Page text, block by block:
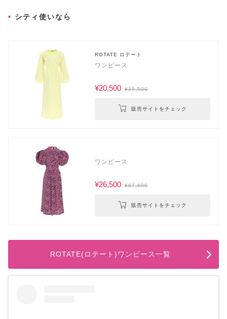
シティ使いなら
ROTATE ロテート
ワンピース
¥20,500 ¥39,500
販売サイトをチェック
ワンピース
¥26,500 ¥67,600
販売サイトをチェック
ROTATE(ロテート)ワンピース一覧